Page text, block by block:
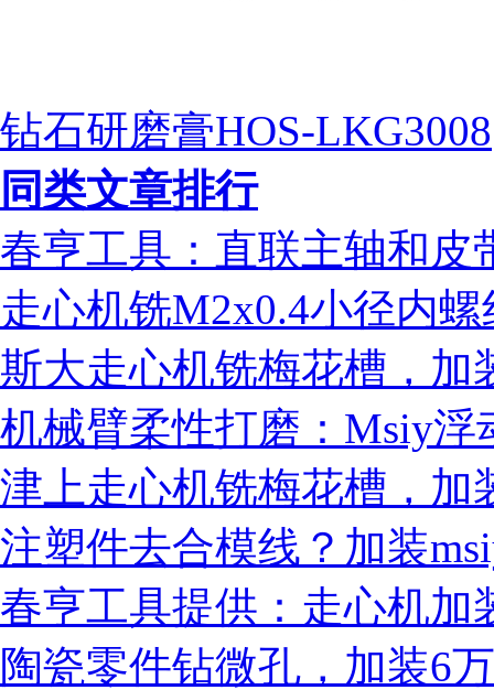
钻石研磨膏HOS-LKG3008
同类文章排行
春亨工具：直联主轴和皮
走心机铣M2x0.4小径内
斯大走心机铣梅花槽，加
机械臂柔性打磨：Msiy
津上走心机铣梅花槽，加
注塑件去合模线？加装
春亨工具提供：走心机加
陶瓷零件钻微孔，加装6